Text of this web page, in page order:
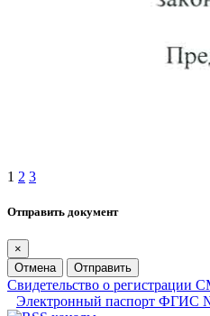
1 2 3
Отправить документ
×
Отмена
Отправить
Свидетельство о
Электронный паспорт ФГИС